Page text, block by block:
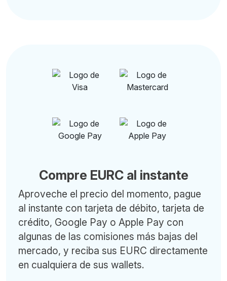
Compre EURC al instante
Aproveche el precio del momento, pague
al instante con tarjeta de débito, tarjeta de
crédito, Google Pay o Apple Pay con
algunas de las comisiones más bajas del
mercado, y reciba sus EURC directamente
en cualquiera de sus wallets.